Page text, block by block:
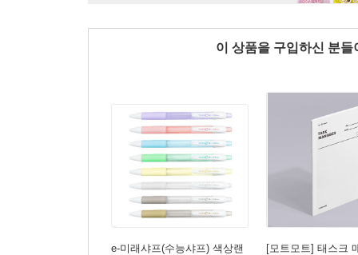
이 상품을 구입하신 분
e-미래샤프(수능샤프) 색상랜
[모트모트] 태스크